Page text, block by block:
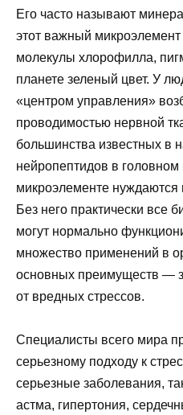
Его часто называют
этот важный
молекулы хлорофилла,
планете зеленый цвет. У
«центром управления»
проводимостью нервной
большинства известных в
нейропептидов в головном
микроэлементе
Без него практически все
могут нормально
множество применений в
основных преимуществ —
от вредных стрессов.
Специалисты всего мира
серьезному подходу к
серьезные заболевания,
астма, гипертония,